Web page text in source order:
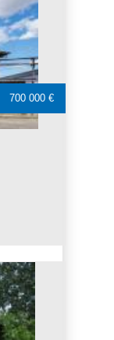
700 000 €